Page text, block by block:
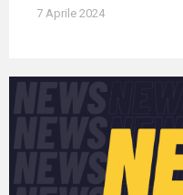
7 Aprile 2024